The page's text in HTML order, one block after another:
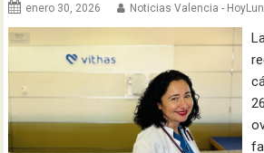
enero 30, 2026 Noticias Valencia -